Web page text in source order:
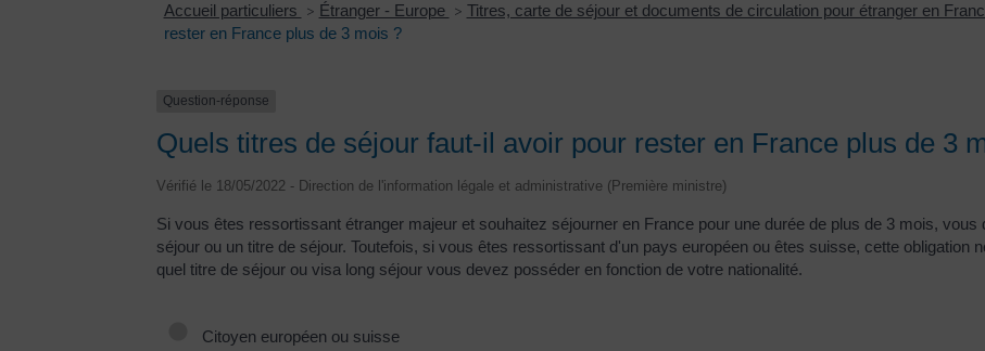
Accueil particuliers > Étranger - Europe > Titres, carte de séjour et documents de circulation pour étranger en
rester en France plus de 3 mois ?
Question-réponse
Quels titres de séjour faut-il avoir pour rester en France plus de 3
Vérifié le 18/05/2022 - Direction de l'information légale et administrative (Première ministre)
Si vous êtes ressortissant étranger majeur et souhaitez séjourner en France pour une durée de plus de 3 mois,
séjour ou un titre de séjour. Toutefois, si vous êtes ressortissant d'un pays européen ou êtes suisse, cette obligation
quel titre de séjour ou visa long séjour vous devez posséder en fonction de votre nationalité.
Citoyen européen ou suisse